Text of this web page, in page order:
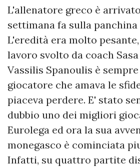
L'allenatore greco è
settimana fa sulla panchina
L'eredità era molto
lavoro svolto da coach
Vassilis Spanoulis è
giocatore che amava le
piaceva perdere. E' stato
dubbio uno dei migliori
Eurolega ed ora la sua
monegasco è cominciata
Infatti, su quattro partite